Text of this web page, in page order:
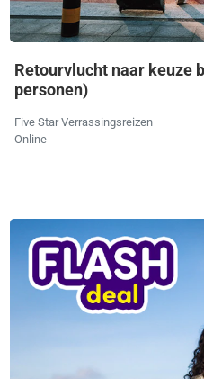
Retourvlucht naar keuze
personen)
Five Star Verrassingsreizen
Online